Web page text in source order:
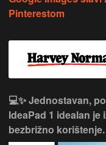
Pinterestom
💻✨ Jednostavan,
IdeaPad 1 idealan
bezbrižno korištenje.